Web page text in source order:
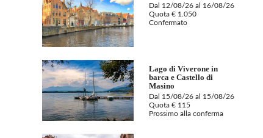
Dal 12/08/26 al 16/08/26
Quota € 1.050
Confermato
Lago di Viverone in
barca e Castello di
Masino
Dal 15/08/26 al 15/08/26
Quota € 115
Prossimo alla conferma